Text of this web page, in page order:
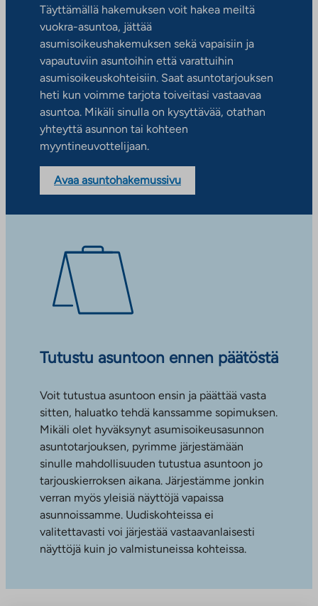
Täyttämällä hakemuksen voit hakea meiltä
vuokra-asuntoa, jättää
asumisoikeushakemuksen sekä vapaisiin ja
vapautuviin asuntoihin että varattuihin
asumisoikeuskohteisiin. Saat asuntotarjouksen
heti kun voimme tarjota toiveitasi vastaavaa
asuntoa. Mikäli sinulla on kysyttävää, otathan
yhteyttä asunnon tai kohteen
myyntineuvottelijaan.
Avaa asuntohakemussivu
Tutustu asuntoon ennen päätöstä
Voit tutustua asuntoon ensin ja päättää vasta
sitten, haluatko tehdä kanssamme sopimuksen.
Mikäli olet hyväksynyt asumisoikeusasunnon
asuntotarjouksen, pyrimme järjestämään
sinulle mahdollisuuden tutustua asuntoon jo
tarjouskierroksen aikana. Järjestämme jonkin
verran myös yleisiä näyttöjä vapaissa
asunnoissamme. Uudiskohteissa ei
valitettavasti voi järjestää vastaavanlaisesti
näyttöjä kuin jo valmistuneissa kohteissa.